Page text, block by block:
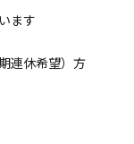
ます
連休希望）方